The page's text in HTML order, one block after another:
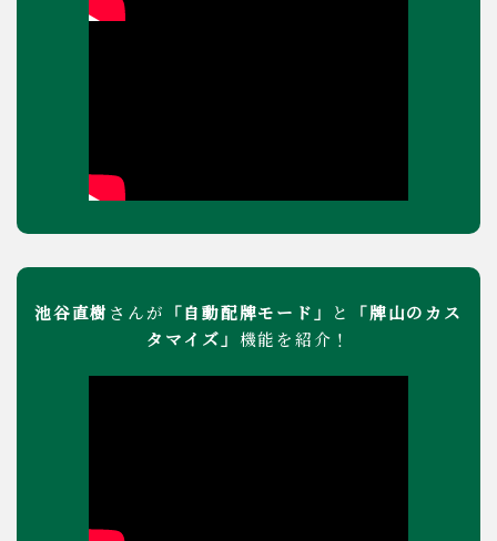
池谷直樹 さんが 「自動配牌モード」 と
「牌山のカス
タマイズ」 機能を紹介！